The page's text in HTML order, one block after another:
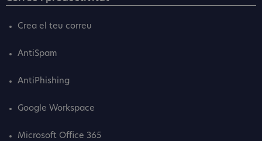
Crea el teu correu
AntiSpam
AntiPhishing
Google Workspace
Microsoft Office 365